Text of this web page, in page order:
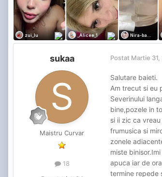
sukaa
Maistru Curvar
18
Postat Martie 31,
Salutare baieti.
Am trecut si eu
Severinului
bine,pozele in
si ii zic ca
frumusica si
zonele
miste
apuca iar de
termine repede